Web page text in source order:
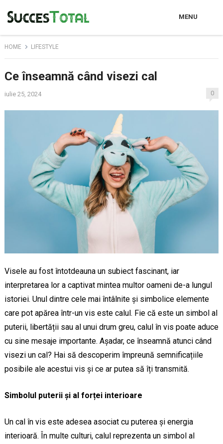
MENU
HOME LIFESTYLE
Ce înseamnă când visezi cal
iulie 25, 2024 0
Visele au fost întotdeauna un subiect fascinant, iar
interpretarea lor a captivat mintea multor oameni de-a lungul
istoriei. Unul dintre cele mai întâlnite și simbolice elemente
care pot apărea într-un vis este calul. Fie că este un simbol al
puterii, libertății sau al unui drum greu, calul în vis poate aduce
cu sine mesaje importante. Așadar, ce înseamnă atunci când
visezi un cal? Hai să descoperim împreună semnificațiile
posibile ale acestui vis și ce ar putea să îți transmită.
Simbolul puterii și al forței interioare
Un cal în vis este adesea asociat cu puterea și energia
interioară. În multe culturi, calul reprezenta un simbol al